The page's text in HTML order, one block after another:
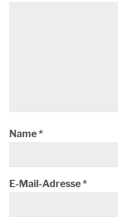
Name*
E-Mail-Adresse*